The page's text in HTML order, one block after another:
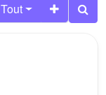
Tout